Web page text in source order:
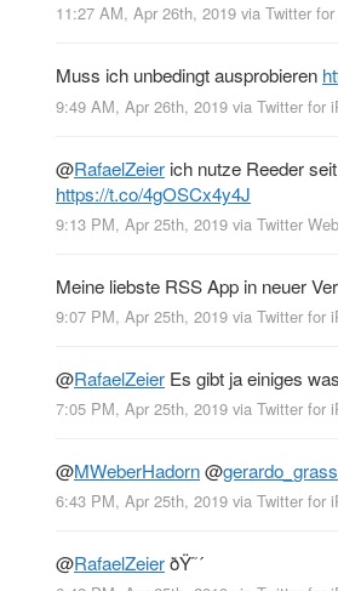
11:27 AM, Apr 26th, 2019 via Twitter
Muss ich unbedingt ausprobieren
9:49 AM, Apr 26th, 2019 via Twitter for
@RafaelZeier ich nutze Reeder
https://t.co/4gOSCx4y4J
9:13 PM, Apr 25th, 2019 via Twitter
Meine liebste RSS App in neuer
9:07 PM, Apr 25th, 2019 via Twitter for
@RafaelZeier Es gibt ja einiges
7:05 PM, Apr 25th, 2019 via Twitter for
@MWeberHadorn@
6:43 PM, Apr 25th, 2019 via Twitter for
@RafaelZeierðŸ˜´